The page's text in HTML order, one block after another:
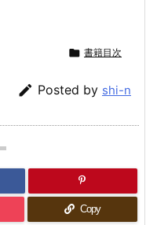
 書籍目次
 Posted by shi-n
Copy